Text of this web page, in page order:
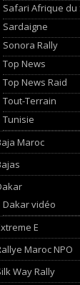
Safari Afrique du
Sardaigne
Sonora Rally
Top News
Top News Raid
Tout-Terrain
Tunisie
Maroc
Dakar vidéo
E
Maroc NPO
Way Rally